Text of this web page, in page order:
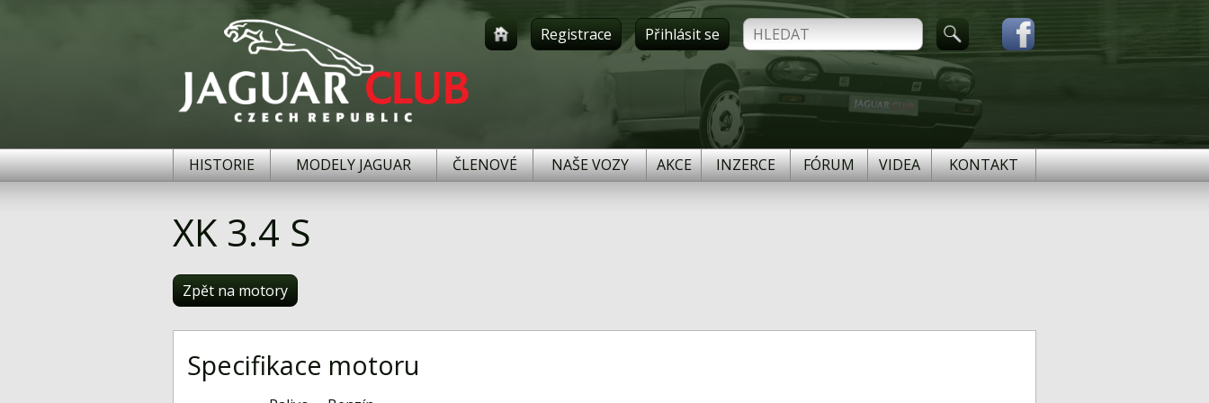
Registrace Přihlásit se
HISTORIE MODELY JAGUAR ČLENOVÉ NAŠE VOZY AKCE INZERCE FÓRUM VIDEA KONTAKT
XK 3.4 S
Zpět na motory
Specifikace motoru